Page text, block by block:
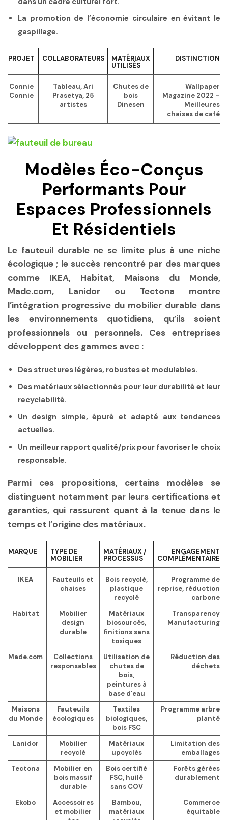
La promotion de l’économie circulaire en évitant le
gaspillage.
PROJET COLLABORATEURS
MATÉRIAUX
UTILISÉS
DISTINCTION
Connie
Connie
Tableau, Ari
Prasetya, 25
artistes
Chutes de
bois
Dinesen
Wallpaper
Magazine 2022 –
Meilleures
chaises de café
Modèles Éco-Conçus
Performants Pour
Espaces Professionnels
Et Résidentiels
Le fauteuil durable ne se limite plus à une niche
écologique ; le succès rencontré par des marques
comme IKEA, Habitat, Maisons du Monde,
Made.com, Lanidor ou Tectona montre
l’intégration progressive du mobilier durable dans
les environnements quotidiens, qu’ils soient
professionnels ou personnels. Ces entreprises
développent des gammes avec :
Des structures légères, robustes et modulables.
Des matériaux sélectionnés pour leur durabilité et leur
recyclabilité.
Un design simple, épuré et adapté aux tendances
actuelles.
Un meilleur rapport qualité/prix pour favoriser le choix
responsable.
Parmi ces propositions, certains modèles se
distinguent notamment par leurs certifications et
garanties, qui rassurent quant à la tenue dans le
temps et l’origine des matériaux.
MARQUE
TYPE DE
MOBILIER
MATÉRIAUX /
PROCESSUS
ENGAGEMENT
COMPLÉMENTAIRE
IKEA
Fauteuils et
chaises
Bois recyclé,
plastique
recyclé
Programme de
reprise, réduction
carbone
Habitat
Mobilier
design
durable
Matériaux
biosourcés,
finitions sans
toxiques
Transparency
Manufacturing
Made.com
Collections
responsables
Utilisation de
chutes de
bois,
peintures à
base d’eau
Réduction des
déchets
Maisons
du Monde
Fauteuils
écologiques
Textiles
biologiques,
bois FSC
Programme arbre
planté
Lanidor
Mobilier
recyclé
Matériaux
upcyclés
Limitation des
emballages
Tectona
Mobilier en
bois massif
durable
Bois certifié
FSC, huilé
sans COV
Forêts gérées
durablement
Ekobo
Accessoires
et mobilier
Bambou,
matériaux
Commerce
équitable